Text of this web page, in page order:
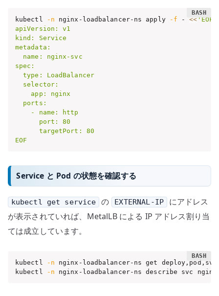
kubectl -n nginx-loadbalancer-ns apply -f - << 'EOF'
apiVersion: v1
kind: Service
metadata:
  name: nginx-svc
spec:
  type: LoadBalancer
  selector:
    app: nginx
  ports:
    - name: http
      port: 80
      targetPort: 80
EOF
Service と Pod の状態を確認する
kubectl get service の EXTERNAL-IP
にアドレス
が表示されていれば、MetalLB による IP アドレス割り当
ては成立しています。
kubectl -n nginx-loadbalancer-ns get
kubectl
-n nginx-loadbalancer-ns describe svc